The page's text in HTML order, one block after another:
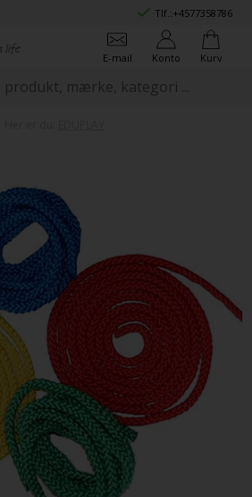
Tlf.:+4577358786
E-mail Konto Kurv